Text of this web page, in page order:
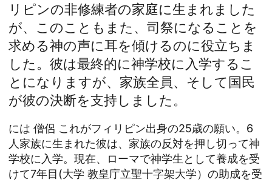
リピンの非修練者の家庭に生まれました
が、このこともまた、司祭になることを
求める神の声に耳を傾けるのに役立ちま
した。彼は最終的に神学校に入学するこ
とになりますが、家族全員、そして国民
が彼の決断を支持しました。
には 僧侶 これがフィリピン出身の25歳の願い。6
人家族に生まれた彼は、家族の反対を押し切って神
学校に入学。現在、ローマで神学生として養成を受
けて7年目(大学 教皇庁立聖十字架大学）の助成を受